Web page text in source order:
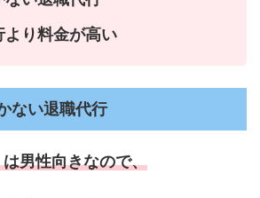
より料金が高い
い退職代行
男性向きなので、